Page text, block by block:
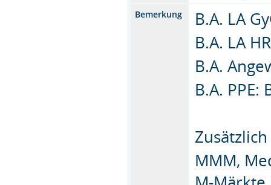
Bemerkung
B.A. LA
B.A. LA
B.A.
B.A.
MMM,